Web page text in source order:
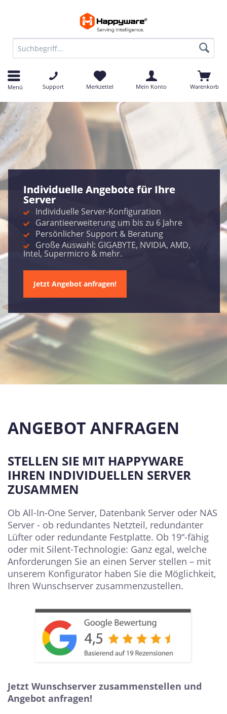
Menü Support Merkzettel Mein Konto Warenkorb
Individuelle Angebote für Ihre
Server
   Individuelle Server-Konfiguration
   Garantieerweiterung um bis zu 6 Jahre
   Persönlicher Support & Beratung
   Große Auswahl: GIGABYTE, NVIDIA, AMD,
Intel, Supermicro & mehr.
Jetzt Angebot anfragen!
ANGEBOT ANFRAGEN
STELLEN SIE MIT HAPPYWARE
IHREN INDIVIDUELLEN SERVER
ZUSAMMEN
Ob All-In-One Server, Datenbank Server oder NAS
Server - ob redundantes Netzteil, redundanter
Lüfter oder redundante Festplatte. Ob 19“-fähig
oder mit Silent-Technologie: Ganz egal, welche
Anforderungen Sie an einen Server stellen – mit
unserem Konfigurator haben Sie die Möglichkeit,
Ihren Wunschserver zusammenzustellen.
Jetzt Wunschserver zusammenstellen und
Angebot anfragen!